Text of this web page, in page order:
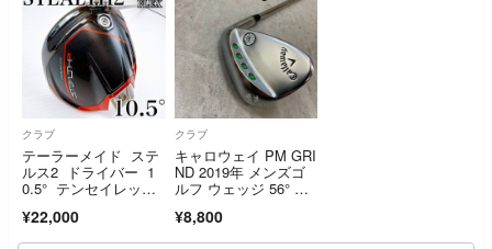
クラブ
テーラーメイド ステ
ルス2 ドライバー 1
0.5° テンセイレッドT
¥22,000
クラブ
キャロウェイ PM GRI
ND 2019年 メンズゴ
ルフ ウェッジ 56° ス
W サンド Callaway
¥8,800